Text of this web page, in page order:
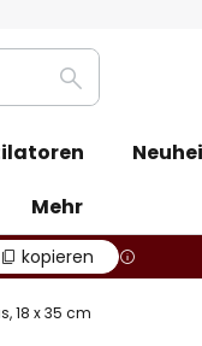
Suche
Mehr
kopieren
18 x 35 cm